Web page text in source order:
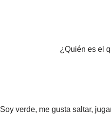
¿Quién es el
Soy verde, me gusta saltar,